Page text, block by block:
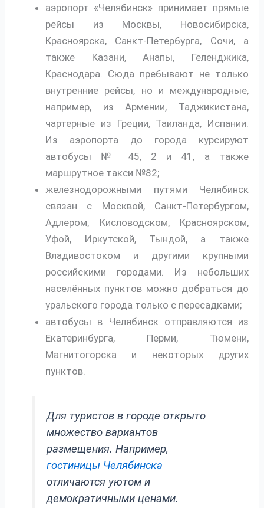
аэропорт «Челябинск» принимает прямые
рейсы из Москвы, Новосибирска,
Красноярска, Санкт-Петербурга, Сочи, а
также Казани, Анапы, Геленджика,
Краснодара. Сюда пребывают не только
внутренние рейсы, но и международные,
например, из Армении, Таджикистана,
чартерные из Греции, Таиланда, Испании.
Из аэропорта до города курсируют
автобусы № 45, 2 и 41, а также
маршрутное такси №82;
железнодорожными путями Челябинск
связан с Москвой, Санкт-Петербургом,
Адлером, Кисловодском, Красноярском,
Уфой, Иркутской, Тындой, а также
Владивостоком и другими крупными
российскими городами. Из небольших
населённых пунктов можно добраться до
уральского города только с пересадками;
автобусы в Челябинск отправляются из
Екатеринбурга, Перми, Тюмени,
Магнитогорска и некоторых других
пунктов.
Для туристов в городе открыто
множество вариантов
размещения. Например,
гостиницы Челябинска
отличаются уютом и
демократичными ценами.